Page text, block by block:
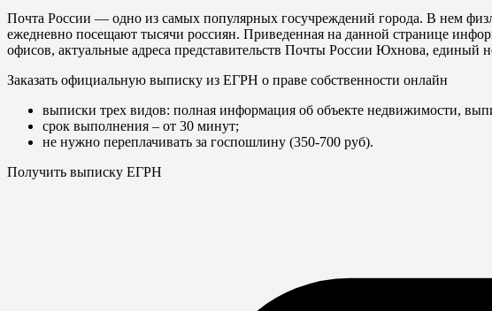
Почта России — одно из самых популярных госучреждений города. В нем
ежедневно посещают тысячи россиян. Приведенная на данной странице
офисов, актуальные адреса представительств Почты России Юхнова, единый
Заказать официальную выписку из ЕГРН о праве собственности онлайн
выписки трех видов: полная информация об объекте недвижимости,
срок выполнения – от 30 минут;
не нужно переплачивать за госпошлину (350-700 руб).
Получить выписку ЕГРН